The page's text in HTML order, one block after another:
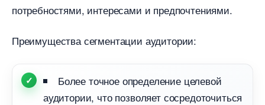
потребностями, интересами и предпочтениями.
Преимущества сегментации аудитории:
Более точное определение целевой
аудитории, что позволяет сосредоточиться